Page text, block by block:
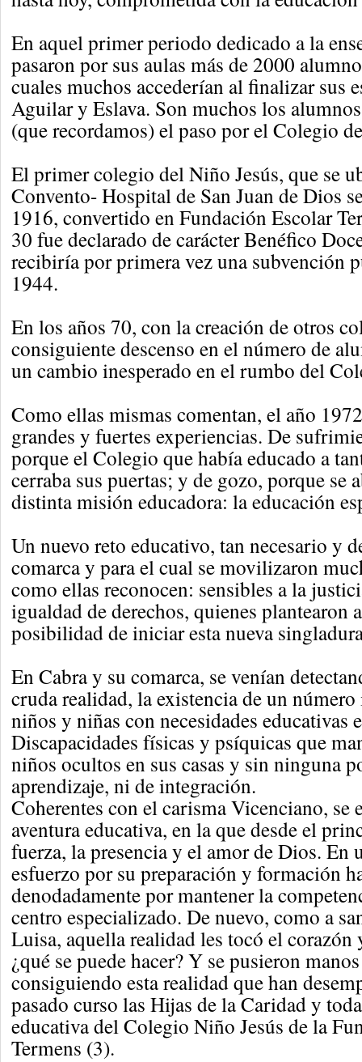
En aquel primer periodo dedicado a la
pasaron por sus aulas más de 2000
cuales muchos accederían al finalizar sus
Aguilar y Eslava. Son muchos los
(que recordamos) el paso por el Colegio
El primer colegio del Niño Jesús, que se
Convento- Hospital de San Juan de Dios
1916, convertido en Fundación Escolar
30 fue declarado de carácter Benéfico
recibiría por primera vez una subvención
1944.
En los años 70, con la creación de otros
consiguiente descenso en el número de
un cambio inesperado en el rumbo del
Como ellas mismas comentan, el año
grandes y fuertes experiencias. De
porque el Colegio que había educado a
cerraba sus puertas; y de gozo, porque se
distinta misión educadora: la educación
Un nuevo reto educativo, tan necesario y
comarca y para el cual se movilizaron
como ellas reconocen: sensibles a la
igualdad de derechos, quienes plantearon
posibilidad de iniciar esta nueva
En Cabra y su comarca, se venían
cruda realidad, la existencia de un
niños y niñas con necesidades educativas
Discapacidades físicas y psíquicas que
niños ocultos en sus casas y sin ninguna
aprendizaje, ni de integración.
Coherentes con el carisma Vicenciano, se
aventura educativa, en la que desde el
fuerza, la presencia y el amor de Dios. En
esfuerzo por su preparación y formación
denodadamente por mantener la
centro especializado. De nuevo, como a
Luisa, aquella realidad les tocó el corazón
¿qué se puede hacer? Y se pusieron
consiguiendo esta realidad que han
pasado curso las Hijas de la Caridad y
educativa del Colegio Niño Jesús de la
Termens (3).